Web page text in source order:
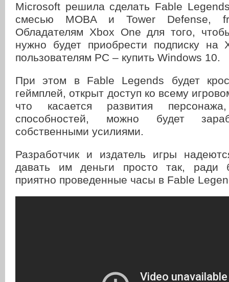
Microsoft решила сделать Fable
смесью MOBA и Tower Defense,
Обладателям Xbox One для того,
нужно будет приобрести подписку
пользователям PC – купить Windows 10.
При этом в Fable Legends будет
геймплей, открыт доступ ко всему
что касается развития
способностей, можно будет
собственными усилиями.
Разработчик и издатель игры
давать им деньги просто так, ради
приятно проведенные часы в Fable